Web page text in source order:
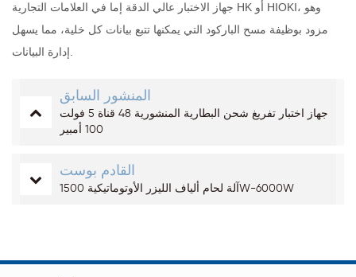
جهاز الاختبار عالي الدقة إما في العلامات التجارية HK أو HIOKI، وهو
مزود بوظيفة مسح الباركود التي يمكنها تتبع بيانات كل خلية، مما يسهل
المنشور السابق
جهاز اختبار تفريغ شحن البطارية المنشورية 48 قناة 5 فولت
100 أمبير
القادم بوست
آلة لحام ألياف الليزر الأوتوماتيكية 1500W-6000W